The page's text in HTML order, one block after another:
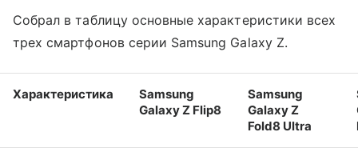
Собрал в таблицу основные характеристики всех
трех смартфонов серии Samsung Galaxy Z.
Характеристика
Samsung
Galaxy Z Flip8
Samsung
Galaxy Z
Fold8 Ultra